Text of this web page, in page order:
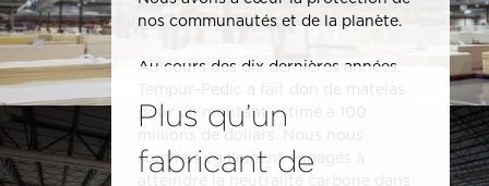
nos communautés et de la planète.
Au cours des dix dernières années,
Tempur-Pedic a fait don de matelas
pour un montant estimé à 100
millions de dollars. Nous nous
sommes également engagés à
Plus qu’un
fabricant de